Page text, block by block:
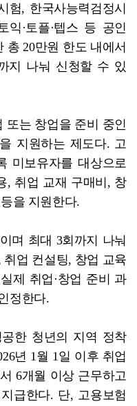
험, 한국사능력검정시
익·토플·텝스 등 공인
총 20만원 한도 내에서
지 나눠 신청할 수 있
또는 창업을 준비 중인
지원하는 제도다. 고
미보유자를 대상으로
, 취업 교재 구매비, 창
을 지원한다.
며 최대 3회까지 나눠
업 컨설팅, 창업 교육
제 취업·창업 준비 과
정한다.
공한 청년의 지역 정착
년 1월 1일 이후 취업
6개월 이상 근무하고
급한다. 단, 고용보험